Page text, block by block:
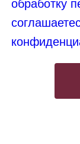
обработку